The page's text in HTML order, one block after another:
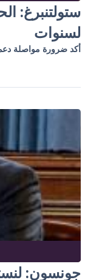
ستولتنبرغ:
لسنوات
أكد ضرورة مواصلة
جونسون: